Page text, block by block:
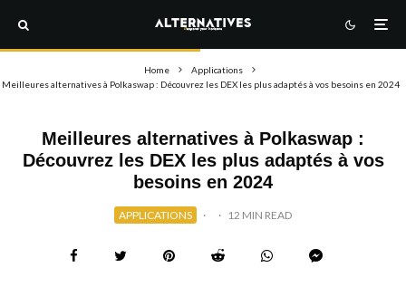
Home
Applications
Meilleures alternatives à Polkaswap : Découvrez les DEX les plus adaptés à vos besoins en 2024
Meilleures alternatives à Polkaswap :
Découvrez les DEX les plus adaptés à vos
besoins en 2024
APPLICATIONS · · 12 MIN READ